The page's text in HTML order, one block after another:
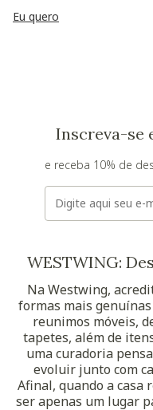
Eu quero
Inscreva-se
e receba 10% de
E-mail
WESTWING:
Na Westwing,
formas mais
reunimos móveis,
tapetes, além de
uma curadoria
evoluir junto com
Afinal, quando a casa
ser apenas um lugar